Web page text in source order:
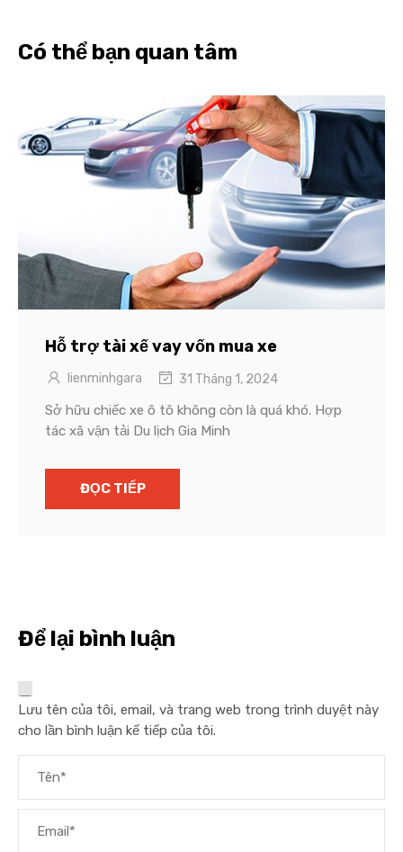
Có thể bạn quan tâm
Hỗ trợ tài xế vay vốn mua xe
lienminhgara 31 Tháng 1, 2024
Sở hữu chiếc xe ô tô không còn là quá khó. Hợp
tác xã vận tải Du lịch Gia Minh
ĐỌC TIẾP
Để lại bình luận
Lưu tên của tôi, email, và trang web trong trình duyệt này
cho lần bình luận kế tiếp của tôi.